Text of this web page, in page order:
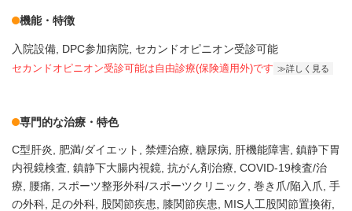
機能・特徴
入院設備 DPC参加病院 セカンドオピニオン受診可能
セカンドオピニオン受診可能は自由診療(保険適用外)です 詳しく見る
専門的な治療・特色
C型肝炎 肥満/ダイエット 禁煙治療 糖尿病 肝機能障害 鎮静下胃
内視鏡検査 鎮静下大腸内視鏡 抗がん剤治療 COVID-19検査/治
療
腰痛 スポーツ整形外科/スポーツクリニック 巻き爪/陥入爪 手
の外科 足の外科 股関節疾患 膝関節疾患
MIS人工股関節置換術